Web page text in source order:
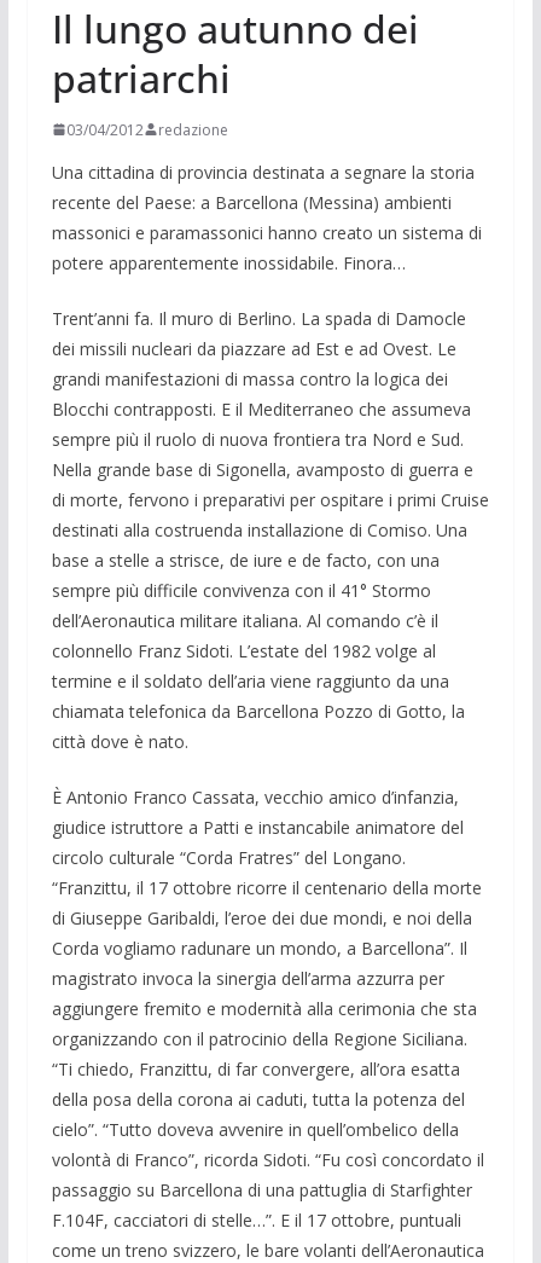
Il lungo autunno dei
patriarchi
03/04/2012 redazione
Una cittadina di provincia destinata a segnare la storia
recente del Paese: a Barcellona (Messina) ambienti
massonici e paramassonici hanno creato un sistema di
potere apparentemente inossidabile. Finora…
Trent’anni fa. Il muro di Berlino. La spada di Damocle
dei missili nucleari da piazzare ad Est e ad Ovest. Le
grandi manifestazioni di massa contro la logica dei
Blocchi contrapposti. E il Mediterraneo che assumeva
sempre più il ruolo di nuova frontiera tra Nord e Sud.
Nella grande base di Sigonella, avamposto di guerra e
di morte, fervono i preparativi per ospitare i primi Cruise
destinati alla costruenda installazione di Comiso. Una
base a stelle a strisce, de iure e de facto, con una
sempre più difficile convivenza con il 41° Stormo
dell’Aeronautica militare italiana. Al comando c’è il
colonnello Franz Sidoti. L’estate del 1982 volge al
termine e il soldato dell’aria viene raggiunto da una
chiamata telefonica da Barcellona Pozzo di Gotto, la
città dove è nato.
È Antonio Franco Cassata, vecchio amico d’infanzia,
giudice istruttore a Patti e instancabile animatore del
circolo culturale “Corda Fratres” del Longano.
“Franzittu, il 17 ottobre ricorre il centenario della morte
di Giuseppe Garibaldi, l’eroe dei due mondi, e noi della
Corda vogliamo radunare un mondo, a Barcellona”. Il
magistrato invoca la sinergia dell’arma azzurra per
aggiungere fremito e modernità alla cerimonia che sta
organizzando con il patrocinio della Regione Siciliana.
“Ti chiedo, Franzittu, di far convergere, all’ora esatta
della posa della corona ai caduti, tutta la potenza del
cielo”. “Tutto doveva avvenire in quell’ombelico della
volontà di Franco”, ricorda Sidoti. “Fu così concordato il
passaggio su Barcellona di una pattuglia di Starfighter
F.104F, cacciatori di stelle…”. E il 17 ottobre, puntuali
come un treno svizzero, le bare volanti dell’Aeronautica